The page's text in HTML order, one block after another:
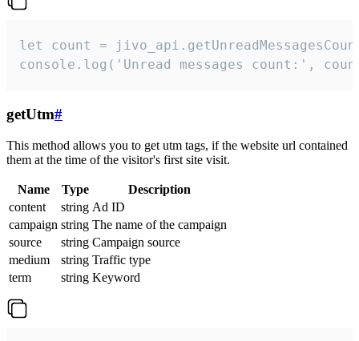
let count =
console.log('Unread messages count:',
getUtm#
This method allows you to get utm tags, if the website url contained
them at the time of the visitor's first site visit.
Name Type
Description
content
string Ad ID
campaign string The name of the campaign
source
string Campaign source
medium
string Traffic type
term
string Keyword